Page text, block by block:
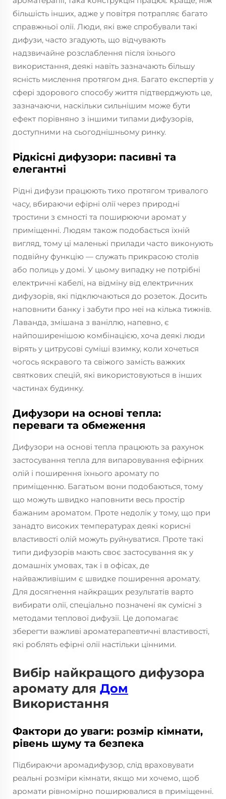
більшість інших, адже у повітря потрапляє багато
справжньої олії. Люди, які вже спробували такі
дифузи, часто згадують, що відчувають
надзвичайне розслаблення після їхнього
використання, деякі навіть зазначають більшу
ясність мислення протягом дня. Багато експертів у
сфері здорового способу життя підтверджують це,
зазначаючи, наскільки сильнішим може бути
ефект порівняно з іншими типами дифузорів,
доступними на сьогоднішньому ринку.
Рідкісні дифузори: пасивні та
елегантні
Рідні дифузи працюють тихо протягом тривалого
часу, вбираючи ефірні олії через природні
тростини з ємності та поширюючи аромат у
приміщенні. Людям також подобається їхній
вигляд, тому ці маленькі прилади часто виконують
подвійну функцію — служать прикрасою столів
або полиць у домі. У цьому випадку не потрібні
електричні кабелі, на відміну від електричних
дифузорів, які підключаються до розеток. Досить
наповнити банку і забути про неї на кілька тижнів.
Лаванда, змішана з ваніллю, напевно, є
найпоширенішою комбінацією, хоча деякі люди
вірять у цитрусові суміші взимку, коли хочеться
чогось яскравого та свіжого замість важких
святкових спецій, які використовуються в інших
частинах будинку.
Дифузори на основі тепла:
переваги та обмеження
Дифузори на основі тепла працюють за рахунок
застосування тепла для випаровування ефірних
олій і поширення їхнього аромату по
приміщенню. Багатьом вони подобаються, тому
що можуть швидко наповнити весь простір
бажаним ароматом. Проте недолік у тому, що при
занадто високих температурах деякі корисні
властивості олій можуть руйнуватися. Проте такі
типи дифузорів мають своє застосування як у
домашніх умовах, так і в офісах, де
найважливішим є швидке поширення аромату.
Для досягнення найкращих результатів варто
вибирати олії, спеціально позначені як сумісні з
методами теплової дифузії. Це допомагає
зберегти важливі ароматерапевтичні властивості,
які роблять ефірні олії настільки цінними.
Вибір найкращого дифузора
аромату для Дом
Використання
Фактори до уваги: розмір кімнати,
рівень шуму та безпека
Підбираючи аромадифузор, слід враховувати
реальні розміри кімнати, якщо ми хочемо, щоб
аромати рівномірно поширювалися в приміщенні.